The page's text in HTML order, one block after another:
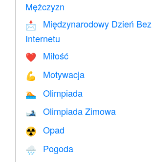
Mężczyzn
📩
Międzynarodowy Dzień Bez
Internetu
❤️️ Miłość
💪 Motywacja
🏊 Olimpiada
🎿 Olimpiada Zimowa
☢️ Opad
🌧
Pogoda